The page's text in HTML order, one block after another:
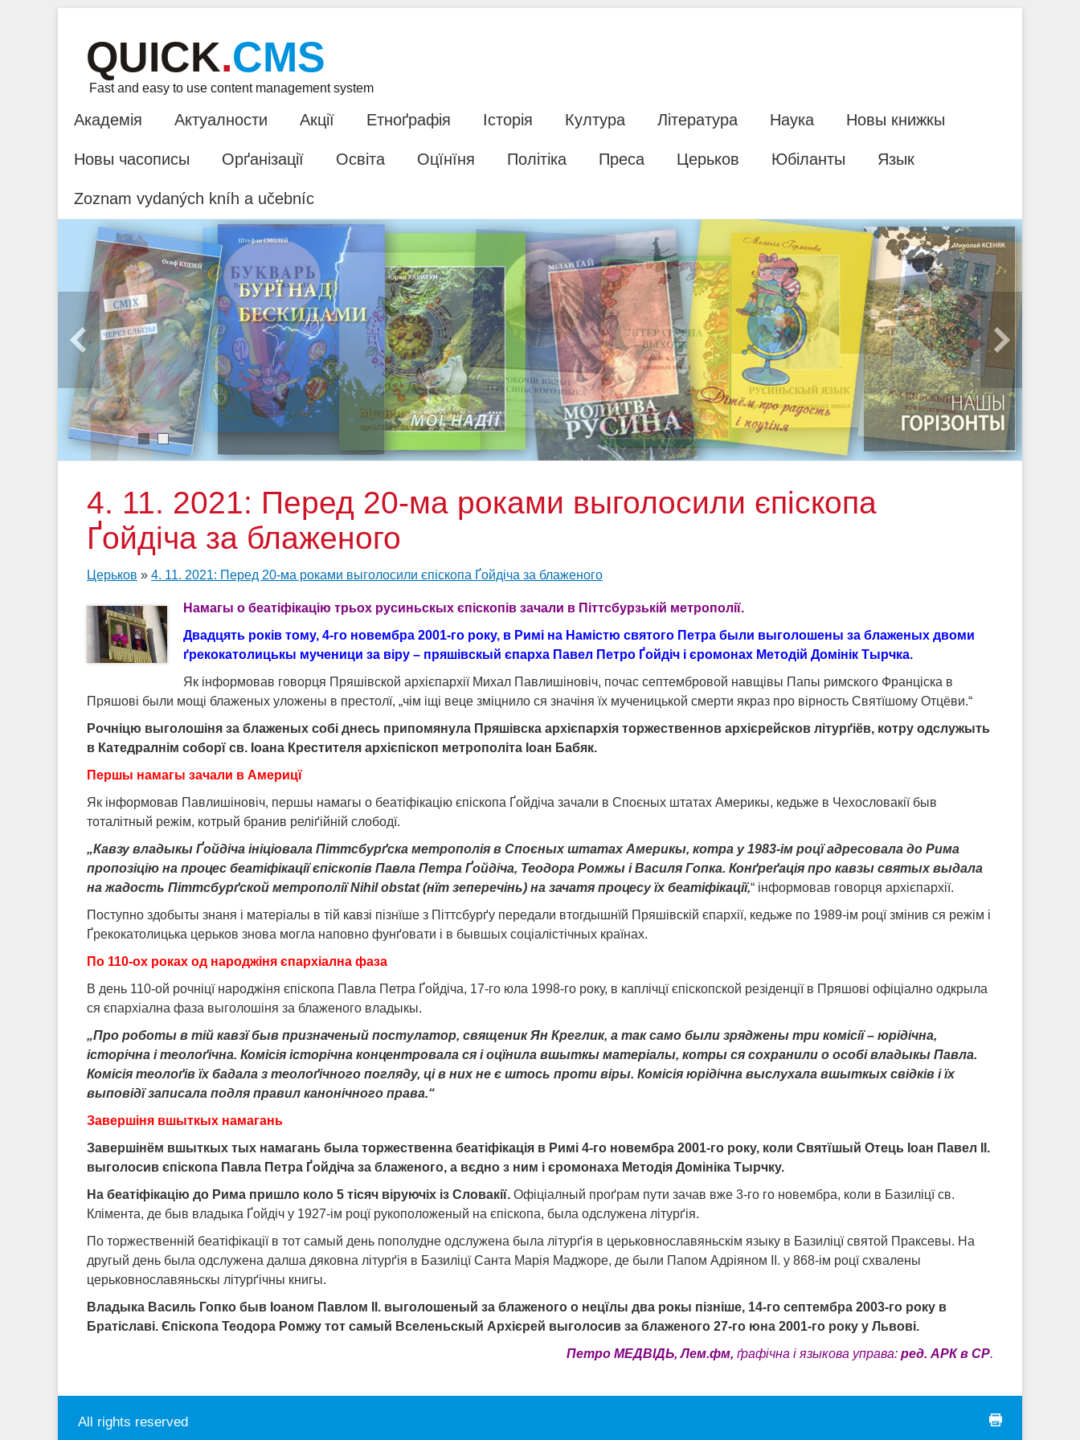
QUICK.CMS
Fast and easy to use content management system
Академія Актуалности Акції Етноґрафія Історія Култура Література Наука Новы книжкы
Новы часописы Орґанізації Освіта Оцїнїня Політіка Преса Церьков Юбіланты Язык
Zoznam vydaných kníh a učebníc
1 2
4. 11. 2021: Перед 20-ма роками выголосили єпіскопа
Ґойдіча за блаженого
Церьков » 4. 11. 2021: Перед 20-ма роками выголосили єпіскопа Ґойдіча за блаженого
Намагы о беатіфікацію трьох русиньскых єпіскопів зачали в Піттсбурзькій метрополії.
Двадцять років тому, 4-го новембра 2001-го року, в Римі на Намістю святого Петра были выголошены за блаженых двоми
ґрекокатолицькы мученици за віру – пряшівскый єпарха Павел Петро Ґойдіч і єромонах Методій Домінік Тырчка.
Як інформовав говорця Пряшівской архієпархії Михал Павлишіновіч, почас септембровой навщівы Папы римского Франціска в
Пряшові были мощі блаженых уложены в престолї, „чім іщі веце зміцнило ся значіня їх мученицькой смерти якраз про вірность Святїшому Отцёви.“
Рочніцю выголошіня за блаженых собі днесь припомянула Пряшівска архієпархія торжественнов архієрейсков літурґіёв, котру одслужыть
в Катедралнім соборї св. оана Крестителя архієпіскоп метрополіта оан Бабяк.
Першы намагы зачали в Америцї
Як інформовав Павлишіновіч, першы намагы о беатіфікацію єпіскопа Ґойдіча зачали в Споєных штатах Америкы, кедьже в Чехословакії быв
тоталітный режім, котрый бранив реліґійній слободї.
„Кавзу владыкы Ґойдіча ініціовала Піттсбурґска метрополія в Споєных штатах Америкы, котра у 1983-ім роцїадресовала до Рима
пропозіцію на процес беатіфікації єпіскопів Павла Петра Ґойдіча, Теодора Ромжы і Василя Гопка. Конґреґація про кавзы святых выдала
на жадость Піттсбурґской метрополії Nihil obstat (нїт зеперечінь) на зачатя процесу їх беатіфікації,“ інформовав говорця архієпархії.
Поступно здобыты знаня і матеріалы в тій кавзі пізнїше з Піттсбурґу передали втогдышнїй Пряшівскій єпархії, кедьже по 1989-ім роцї змінив ся режім і
Ґрекокатолицька церьков знова могла наповно фунґовати і в бывшых соціалістічных країнах.
По 110-ох роках од народжіня єпархіална фаза
В день 110-ой рочніцї народжіня єпіскопа Павла Петра Ґойдіча, 17-го юла 1998-го року, в каплічцї єпіскопской резіденції в Пряшові офіціално одкрыла
ся єпархіална фаза выголошіня за блаженого владыкы.
„Про роботы в тій кавзїбыв призначеный постулатор, священик Ян Креглик, а так само были зряджены три комісії – юрідічна,
історічна і теолоґічна. Комісія історічна концентровала ся і оцїнила вшыткы матеріалы, котры ся сохранили о особі владыкы Павла.
Комісія теолоґів їх бадала з теолоґічного погляду, ці в них не є штось проти віры. Комісія юрідічна выслухала вшыткых свідків і їх
выповідїзаписала подля правил канонічного права.“
Завершіня вшыткых намагань
Завершінём вшыткых тых намагань была торжественна беатіфікація в Римі 4-го новембра 2001-го року, коли Святїшый Отець оан Павел ІІ.
выголосив єпіскопа Павла Петра Ґойдіча за блаженого, а вєдно з ним і єромонаха Методія Домініка Тырчку.
На беатіфікацію до Рима пришло коло 5 тісяч віруючіх із Словакії. Офіціалный проґрам пути зачав вже 3-го го новембра, коли в Базиліцї св.
Клімента, де быв владыка Ґойдіч у 1927-ім роцї рукоположеный на єпіскопа, была одслужена літурґія.
По торжественній беатіфікації в тот самый день пополудне одслужена была літурґія в церьковнославяньскім языку в Базиліцї святой Праксевы. На
другый день была одслужена далша дяковна літурґія в Базиліцї Санта Марія Маджоре, де были Папом Адріяном ІІ. у 868-ім роцї схвалены
церьковнославяньскы літурґічны книгы.
Владыка Василь Гопко быв оаном Павлом ІІ. выголошеный за блаженого о нецїлы два рокы пізніше, 14-го септембра 2003-го року в
Братіславі. Єпіскопа Теодора Ромжу тот самый Вселеньскый Архієрей выголосив за блаженого 27-го юна 2001-го року у Львові.
Петро МЕДВІДЬ, Лем.фм, ґрафічна і языкова управа: ред. АРК в СР.
All rights reserved